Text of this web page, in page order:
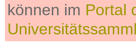
können im Portal